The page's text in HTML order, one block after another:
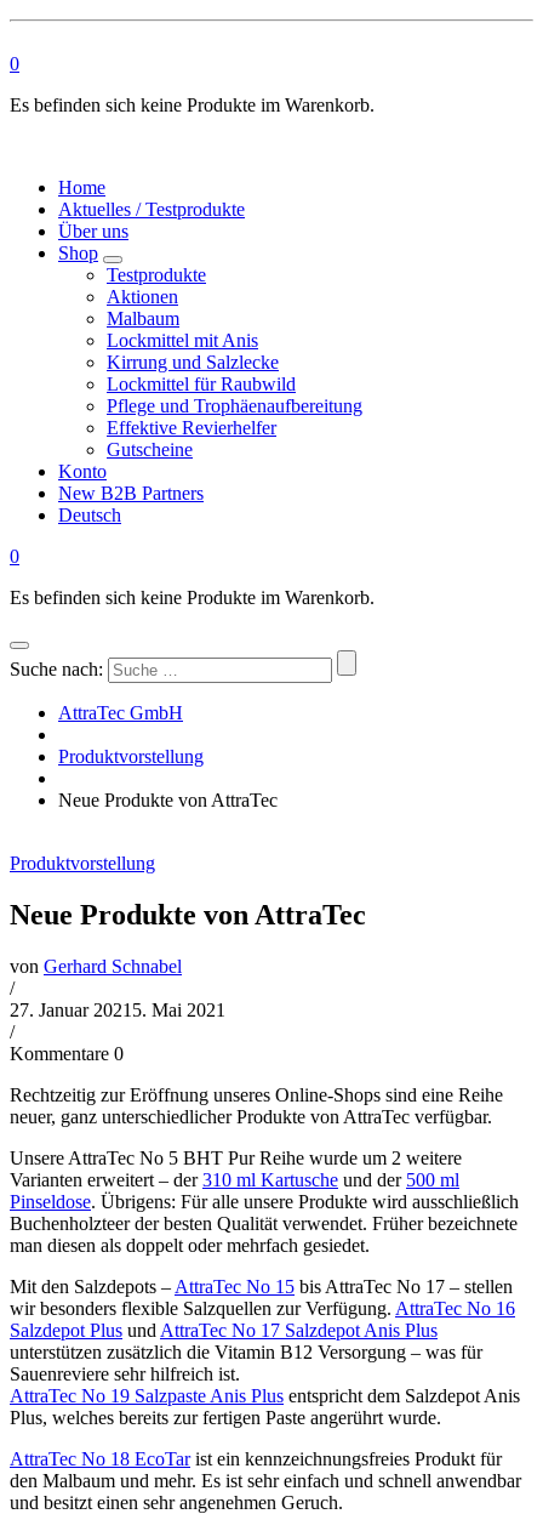
0
Es befinden sich keine Produkte im Warenkorb.
Home
Aktuelles / Testprodukte
Über uns
Shop
Testprodukte
Aktionen
Malbaum
Lockmittel mit Anis
Kirrung und Salzlecke
Lockmittel für Raubwild
Pflege und Trophäenaufbereitung
Effektive Revierhelfer
Gutscheine
Konto
New B2B Partners
Deutsch
0
Es befinden sich keine Produkte im Warenkorb.
Suche nach:
AttraTec GmbH
Produktvorstellung
Neue Produkte von AttraTec
Produktvorstellung
Neue Produkte von AttraTec
von Gerhard Schnabel
/
27. Januar 2021 5. Mai 2021
/
Kommentare 0
Rechtzeitig zur Eröffnung unseres Online-Shops sind eine Reihe
neuer, ganz unterschiedlicher Produkte von AttraTec verfügbar.
Unsere AttraTec No 5 BHT Pur Reihe wurde um 2 weitere
Varianten erweitert – der310 ml Kartusche und der 500 ml
Pinseldose. Übrigens: Für alle unsere Produkte wird ausschließlich
Buchenholzteer der besten Qualität verwendet. Früher bezeichnete
man diesen als doppelt oder mehrfach gesiedet.
Mit den Salzdepots – AttraTec No 15 bis AttraTec No 17 – stellen
wir besonders flexible Salzquellen zur Verfügung. AttraTec No 16
Salzdepot Plus und AttraTec No 17 Salzdepot Anis Plus
unterstützen zusätzlich die Vitamin B12 Versorgung – was für
Sauenreviere sehr hilfreich ist.
AttraTec No 19 Salzpaste Anis Plus entspricht dem Salzdepot Anis
Plus, welches bereits zur fertigen Paste angerührt wurde.
AttraTec No 18 EcoTarist ein kennzeichnungsfreies Produkt für
den Malbaum und mehr. Es ist sehr einfach und schnell anwendbar
und besitzt einen sehr angenehmen Geruch.